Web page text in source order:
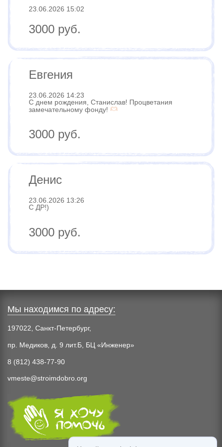
23.06.2026 15:02
3000 руб.
Евгения
23.06.2026 14:23
С днем рождения, Станислав! Процветания
замечательному фонду!
3000 руб.
Денис
23.06.2026 13:26
С ДР!)
3000 руб.
Мы находимся по адресу:
197022, Санкт-Петербург,
пр. Медиков, д. 9 лит.Б, БЦ «Инженер»
8 (812) 438-77-90
vmeste@stroimdobro.org